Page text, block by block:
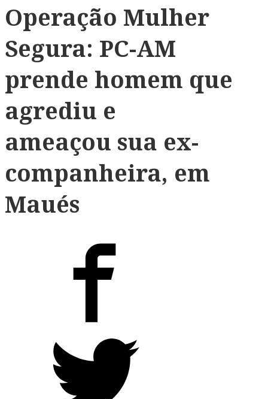
Operação Mulher
Segura: PC-AM
prende homem que
agrediu e
ameaçou sua ex-
companheira, em
Maués